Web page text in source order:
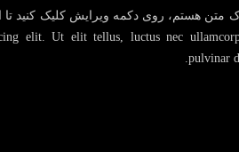
elit. Ut elit tellus, luctus nec
pulvinar